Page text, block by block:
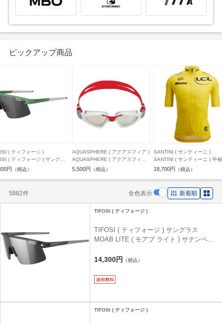
ピックアップ商品
( アクアスフィア )
( アクアスフィア )
ル KAYENNE グレー/レッ
円（税込）
SANTINI ( サンティーニ )
SANTINI ( サンティーニ ) 半袖ジ
ャージ TDF26 FAN LINE JERSEY
イエロー M
18,700円（税込）
PANARACER ( パナレーサー )
PANARACER ( パナレーサー
ェア小物・その他
スマートポーチ ) カーキ
4,290円（税込）
5882件 全色表示 新着順
TIFOSI ( ティフォージ )
TIFOSI ( ティフォージ ) サングラス
MOAB LITE ( モアブ ライト ) サテンベイ
14,300円 （税込）
TIFOSI ( ティフォージ )